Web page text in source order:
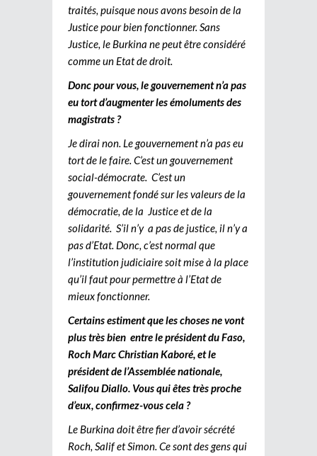
traités, puisque nous avons besoin de la
Justice pour bien fonctionner. Sans
Justice, le Burkina ne peut être considéré
comme un Etat de droit.
Donc pour vous, le gouvernement n’a pas
eu tort d’augmenter les émoluments des
magistrats ?
Je dirai non. Le gouvernement n’a pas eu
tort de le faire. C’est un gouvernement
social-démocrate. C’est un
gouvernement fondé sur les valeurs de la
démocratie, de la Justice et de la
solidarité. S’il n’y a pas de justice, il n’y a
pas d’Etat. Donc, c’est normal que
l’institution judiciaire soit mise à la place
qu’il faut pour permettre à l’Etat de
mieux fonctionner.
Certains estiment que les choses ne vont
plus très bien entre le président du Faso,
Roch Marc Christian Kaboré, et le
président de l’Assemblée nationale,
Salifou Diallo. Vous qui êtes très proche
d’eux, confirmez-vous cela ?
Le Burkina doit être fier d’avoir sécrété
Roch, Salif et Simon. Ce sont des gens qui